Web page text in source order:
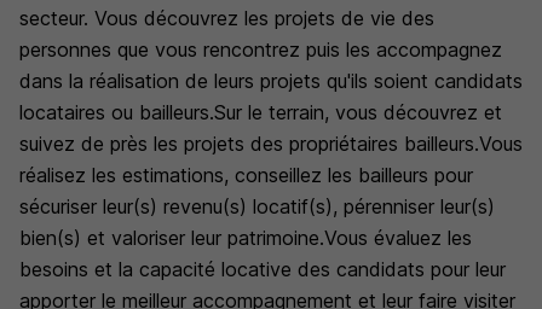
secteur. Vous découvrez les projets de vie des
personnes que vous rencontrez puis les accompagnez
dans la réalisation de leurs projets qu'ils soient candidats
locataires ou bailleurs.Sur le terrain, vous découvrez et
suivez de près les projets des propriétaires bailleurs.Vous
réalisez les estimations, conseillez les bailleurs pour
sécuriser leur(s) revenu(s) locatif(s), pérenniser leur(s)
bien(s) et valoriser leur patrimoine.Vous évaluez les
besoins et la capacité locative des candidats pour leur
apporter le meilleur accompagnement et leur faire visiter